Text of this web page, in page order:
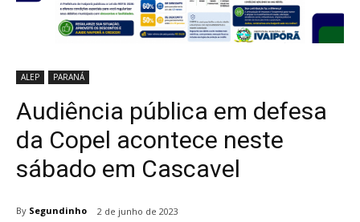
ALEP PARANÁ
Audiência pública em defesa
da Copel acontece neste
sábado em Cascavel
By Segundinho 2 de junho de 2023